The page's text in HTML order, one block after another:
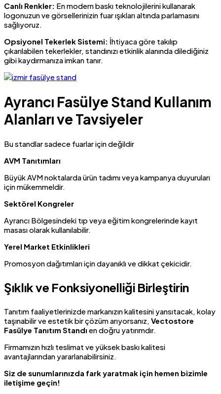
Canlı Renkler: En modern baskı teknolojilerini kullanarak
logonuzun ve görsellerinizin fuar ışıkları altında parlamasını
sağlıyoruz.
Opsiyonel Tekerlek Sistemi: İhtiyaca göre takılıp
çıkarılabilen tekerlekler, standınızı etkinlik alanında dilediğiniz
gibi kaydırmanıza imkan tanır.
Ayrancı Fasülye Stand Kullanım
Alanları ve Tavsiyeler
Bu standlar sadece fuarlar için değildir
AVM Tanıtımları
Büyük AVM noktalarda ürün tadımı veya kampanya duyuruları
için mükemmeldir.
Sektörel Kongreler
Ayrancı Bölgesindeki tıp veya eğitim kongrelerinde kayıt
masası olarak kullanılabilir.
Yerel Market Etkinlikleri
Promosyon dağıtımları için dayanıklı ve dikkat çekicidir.
Şıklık ve Fonksiyonelliği Birleştirin
Tanıtım faaliyetlerinizde markanızın kalitesini yansıtacak, kolay
taşınabilir ve estetik bir çözüm arıyorsanız, Vectostore
Fasülye Tanıtım Standı en doğru yatırımdır.
Firmamızın hızlı teslimat ve yüksek baskı kalitesi
avantajlarından yararlanabilirsiniz.
Siz de sunumlarınızda fark yaratmak için hemen bizimle
iletişime geçin!